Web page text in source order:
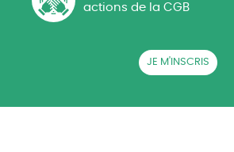
actions de la CGB
JE M'INSCRIS